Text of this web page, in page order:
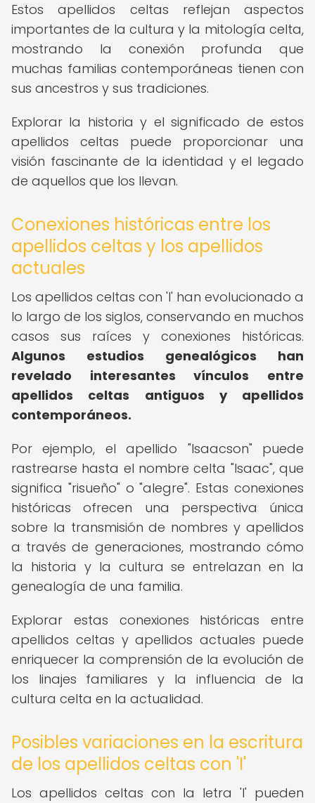
Estos apellidos celtas reflejan aspectos
importantes de la cultura y la mitología celta,
mostrando la conexión profunda que
muchas familias contemporáneas tienen con
sus ancestros y sus tradiciones.
Explorar la historia y el significado de estos
apellidos celtas puede proporcionar una
visión fascinante de la identidad y el legado
de aquellos que los llevan.
Conexiones históricas entre los
apellidos celtas y los apellidos
actuales
Los apellidos celtas con 'I' han evolucionado a
lo largo de los siglos, conservando en muchos
casos sus raíces y conexiones históricas.
Algunos estudios genealógicos han
revelado interesantes vínculos entre
apellidos celtas antiguos y apellidos
contemporáneos.
Por ejemplo, el apellido "Isaacson" puede
rastrearse hasta el nombre celta "Isaac", que
significa "risueño" o "alegre". Estas conexiones
históricas ofrecen una perspectiva única
sobre la transmisión de nombres y apellidos
a través de generaciones, mostrando cómo
la historia y la cultura se entrelazan en la
genealogía de una familia.
Explorar estas conexiones históricas entre
apellidos celtas y apellidos actuales puede
enriquecer la comprensión de la evolución de
los linajes familiares y la influencia de la
cultura celta en la actualidad.
Posibles variaciones en la escritura
de los apellidos celtas con 'I'
Los apellidos celtas con la letra 'I' pueden